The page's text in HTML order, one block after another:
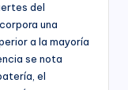
del
una
a la mayoría
se nota
el